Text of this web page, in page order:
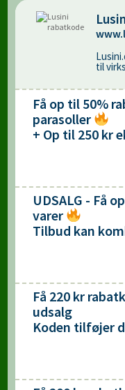
til
Få op til 50%
parasoller
+ Op til 250 kr
UDSALG - Få
varer
Tilbud kan
Få 220 kr
udsalg
Koden tilføjer